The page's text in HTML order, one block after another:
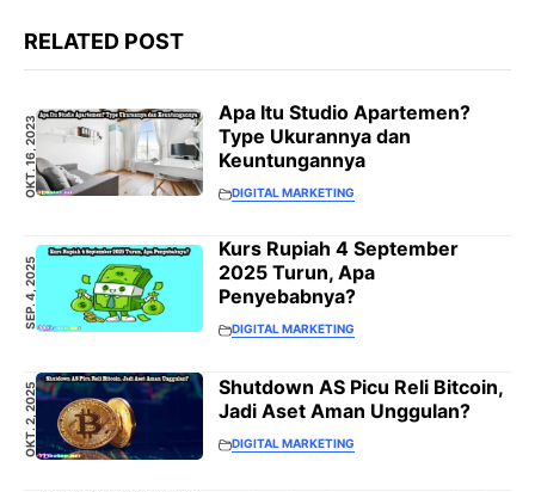
RELATED POST
OKT. 16, 2023
Apa Itu Studio Apartemen?
Type Ukurannya dan
Keuntungannya
DIGITAL MARKETING
SEP. 4, 2025
Kurs Rupiah 4 September
2025 Turun, Apa
Penyebabnya?
DIGITAL MARKETING
OKT. 2, 2025
Shutdown AS Picu Reli Bitcoin,
Jadi Aset Aman Unggulan?
DIGITAL MARKETING